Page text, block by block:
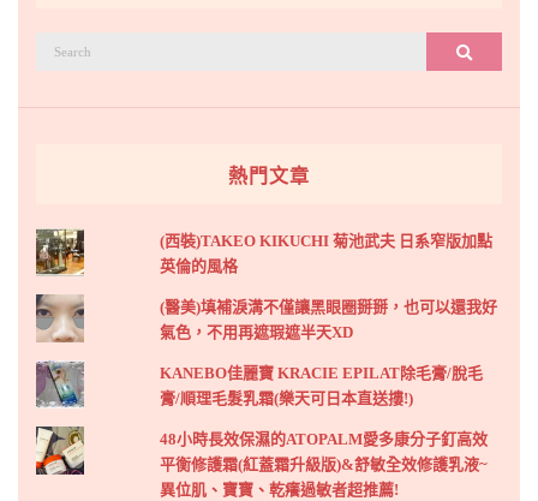
搜尋
熱門文章
(西裝)TAKEO KIKUCHI 菊池武夫 日系窄版加點
英倫的風格
(醫美)填補淚溝不僅讓黑眼圈掰掰，也可以還我好
氣色，不用再遮瑕遮半天XD
KANEBO佳麗寶 KRACIE EPILAT除毛膏/脫毛
膏/順理毛髮乳霜(樂天可日本直送摟!)
48小時長效保濕的ATOPALM愛多康分子釘高效
平衡修護霜(紅蓋霜升級版)&舒敏全效修護乳液~
異位肌、寶寶、乾癢過敏者超推薦!